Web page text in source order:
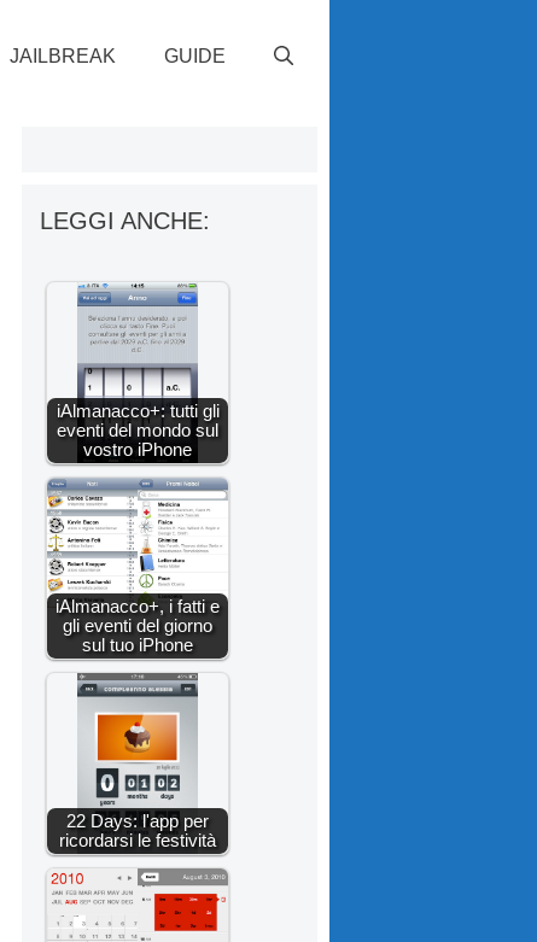
JAILBREAK GUIDE
LEGGI ANCHE:
iAlmanacco+: tutti gli
eventi del mondo sul
vostro iPhone
iAlmanacco+, i fatti e
gli eventi del giorno
sul tuo iPhone
22 Days: l'app per
ricordarsi le festività